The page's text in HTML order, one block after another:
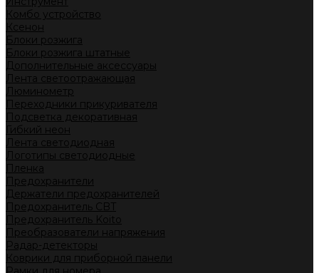
Комбо устройство
Ксенон
Блоки розжига
Блоки розжига штатные
Дополнительные аксессуары
Лента светоотражающая
Люминометр
Переходники прикуривателя
Подсветка декоративная
Гибкий неон
Лента светодиодная
Логотипы светодиодные
Пленка
Предохранители
Держатели предохранителей
Предохранитель CBT
Предохранитель Koito
Преобразователи напряжения
Радар-детекторы
Коврики для приборной панели